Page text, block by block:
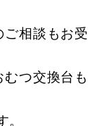
相談もお受
つ交換台も